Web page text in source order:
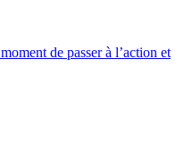
de passer à l’action et